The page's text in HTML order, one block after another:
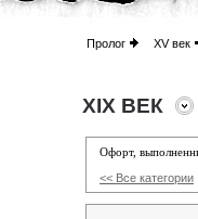
Пролог XV век
XIX ВЕК
Офорт,
<< Все категории